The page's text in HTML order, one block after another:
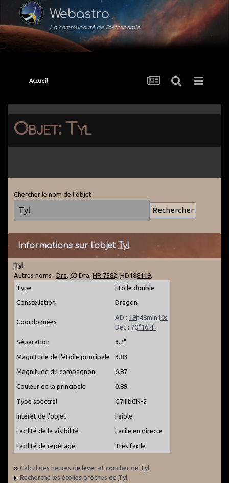
Webastro
La communauté de l'astronomie
Accueil
Objet: Tyl
Chercher le nom de l'objet :
Informations sur l'objet Tyl
Tyl
Autres noms : Dra, 63 Dra, HR 7582, HD188119,
Type
Etoile double
Constellation Dragon
Coordonnées
AD : 19h48min10s
Dec : 70°16'4"
Séparation 3.2"
Magnitude de l'étoile principale 3.83
Magnitude du compagnon 6.87
Couleur de la principale 0.89
Type spectral G7IIIbCN-2
Intérêt de l'objet Faible
Facilité de la visibilité Facile en directe
Facilité de repérage Très facile
Calcul des heures de lever et coucher de Tyl
Recherche les étoiles proches de Tyl